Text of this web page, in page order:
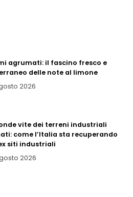
agrumati: il fascino fresco e
delle note al limone
2026
vite dei terreni industriali
come l’Italia sta recuperando
siti industriali
2026